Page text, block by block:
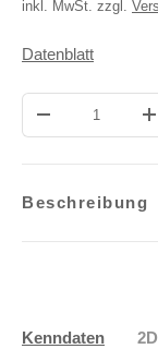
inkl. MwSt. zzgl.
Datenblatt
MENGE
Beschreibung
Kenndaten